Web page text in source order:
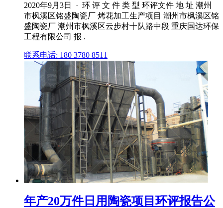
2020年9月3日 · 环 评 文 件 类 型 环评文件 地 址 潮州
市枫溪区铭盛陶瓷厂 烤花加工生产项目 潮州市枫溪区铭
盛陶瓷厂 潮州市枫溪区云步村十队路中段 重庆国达环保
工程有限公司 报 .
联系电话: 180 3780 8511
年产20万件日用陶瓷项目环评报告公